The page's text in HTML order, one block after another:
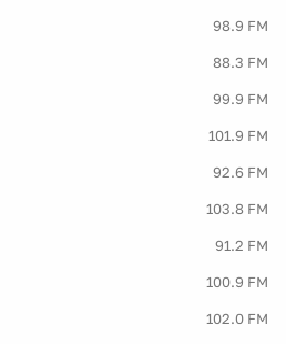
98.9 FM
88.3 FM
99.9 FM
101.9 FM
92.6 FM
103.8 FM
91.2 FM
100.9 FM
102.0 FM